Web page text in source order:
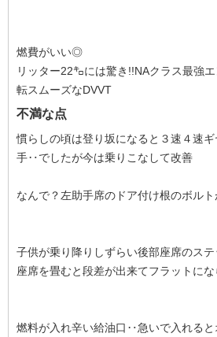
燃費がいい◎
リッター22㌔には驚き!!NAクラス最強
転スムーズなDVVT
不満な点
慣らしの頃は登り坂になると３速４速
手‥でしたが今は乗りこなして改善
なんで？左助手席のドア付け根のボル
子供が乗り降りしずらい後部座席のス
座席を畳むと段差が出来てフラットに
燃料が入れ辛い給油口‥急いで入れると